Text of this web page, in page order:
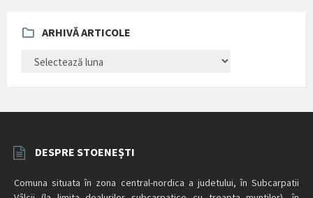
ARHIVĂ ARTICOLE
ARTICOLE
DESPRE STOENEȘTI
Comuna situata în zona central-nordica a judetului, în Subcarpatii